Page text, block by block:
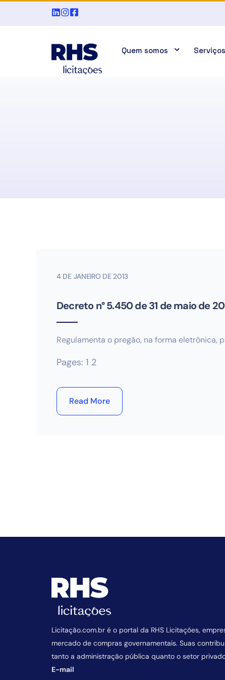
Quem somos
4 DE JANEIRO DE 2013
Decreto n° 5.450 de 31 de maio de
Regulamenta o pregão, na forma eletrônica,
Pages: 1 2
Read More
Licitação.com.br é o portal da RHS Licitações,
mercado de compras governamentais. Suas
tanto a administração pública quanto o setor
E-mail